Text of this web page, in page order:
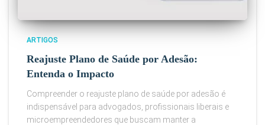
ARTIGOS
Reajuste Plano de Saúde por Adesão:
Entenda o Impacto
Compreender o reajuste plano de saúde por adesão é
indispensável para advogados, profissionais liberais e
microempreendedores que buscam manter a